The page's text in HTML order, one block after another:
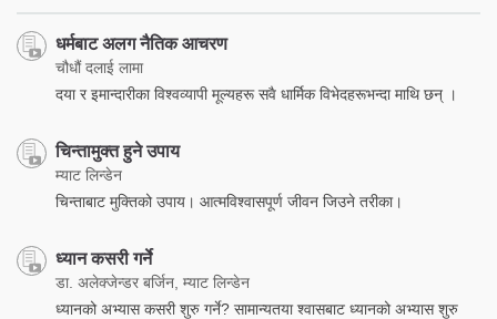
धर्मबाट अलग नैतिक आचरण
चौधौं दलाई लामा
दया र इमान्दारीका विश्वव्यापी मूल्यहरू सवै धार्मिक विभेदहरूभन्दा माथि छन् ।
चिन्तामुक्त हुने उपाय
म्याट लिन्डेन
चिन्ताबाट मुक्तिको उपाय। आत्मविश्वासपूर्ण जीवन जिउने तरीका।
ध्यान कसरी गर्ने
डा. अलेक्जेन्डर बर्जिन, म्याट लिन्डेन
ध्यानको अभ्यास कसरी शुरु गर्ने? सामान्यतया श्वासबाट ध्यानको अभ्यास शुरु